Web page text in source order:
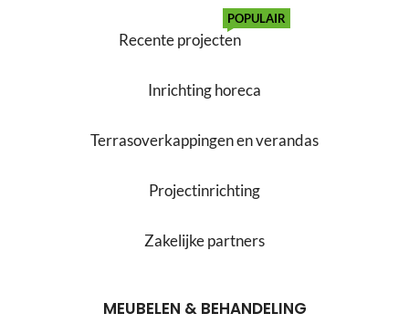
Recente projecten
POPULAIR
Inrichting horeca
Terrasoverkappingen en verandas
Projectinrichting
Zakelijke partners
MEUBELEN & BEHANDELING